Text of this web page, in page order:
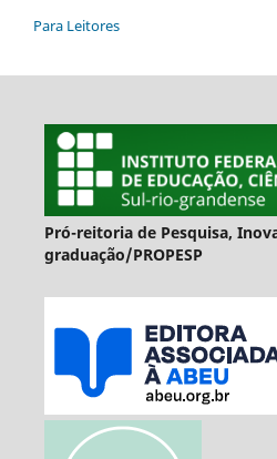
Para Leitores
Pró-reitoria de Pesquisa,
graduação/PROPESP